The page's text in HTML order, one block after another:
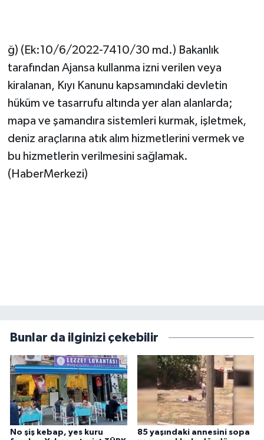
ğ) (Ek:10/6/2022-7410/30 md.) Bakanlık
tarafından Ajansa kullanma izni verilen veya
kiralanan, Kıyı Kanunu kapsamındaki devletin
hüküm ve tasarrufu altında yer alan alanlarda;
mapa ve şamandıra sistemleri kurmak, işletmek,
deniz araçlarına atık alım hizmetlerini vermek ve
bu hizmetlerin verilmesini sağlamak.
(HaberMerkezi)
Bunlar da ilginizi çekebilir
No şiş kebap, yes kuru
85 yaşındaki annesini sopa